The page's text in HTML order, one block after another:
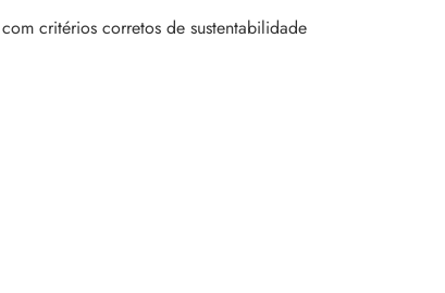
critérios corretos de sustentabilidade